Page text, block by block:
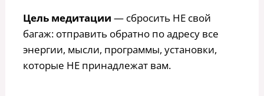
Цель медитации — сбросить НЕ свой
багаж: отправить обратно по адресу все
энергии, мысли, программы, установки,
которые НЕ принадлежат вам.